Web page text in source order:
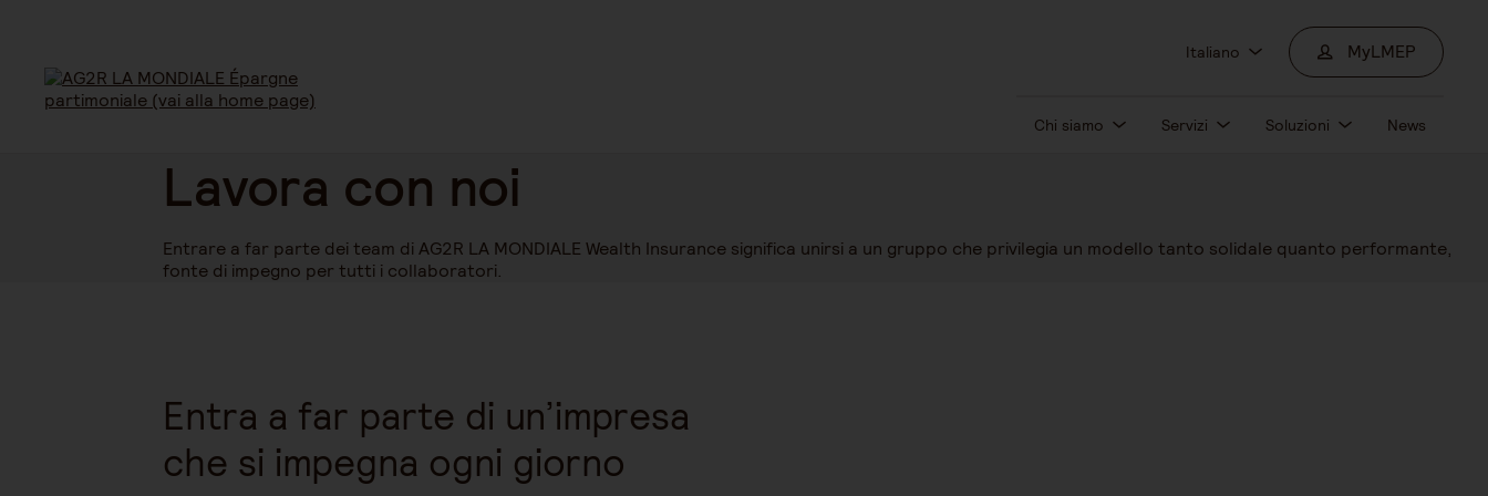
Italiano MyLMEP
Chi siamo Servizi Soluzioni News
Lavora con noi
Entrare a far parte dei team di AG2R LA MONDIALE Wealth Insurance significa unirsi a un gruppo che privilegia un modello tanto solidale quanto performante,
fonte di impegno per tutti i collaboratori.
Entra a far parte di un’impresa
che si impegna ogni giorno